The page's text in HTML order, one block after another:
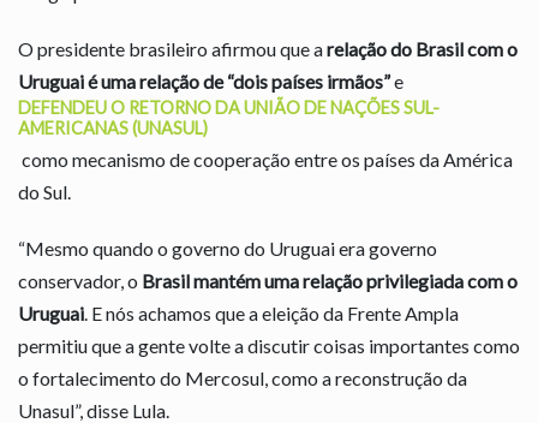
O presidente brasileiro afirmou que arelação do Brasil com o
Uruguai é uma relação de “dois países irmãos”e
DEFENDEU O RETORNO DA UNIÃO DE NAÇÕES SUL-
AMERICANAS (UNASUL)
como mecanismo de cooperação entre os países da América
do Sul.
“Mesmo quando o governo do Uruguai era governo
conservador, o Brasil mantém uma relação privilegiada com o
Uruguai . E nós achamos que a eleição da Frente Ampla
permitiu que a gente volte a discutir coisas importantes como
o fortalecimento do Mercosul, como a reconstrução da
Unasul”, disse Lula.